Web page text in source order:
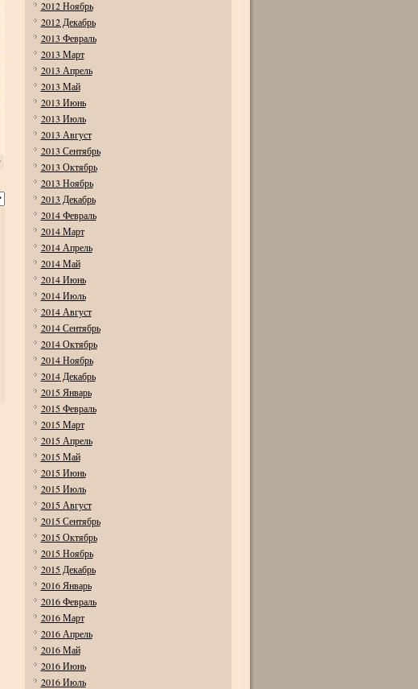
2012 Ноябрь
2012 Декабрь
2013 Февраль
2013 Март
2013 Апрель
2013 Май
2013 Июнь
2013 Июль
2013 Август
2013 Сентябрь
2013 Октябрь
2013 Ноябрь
2013 Декабрь
2014 Февраль
2014 Март
2014 Апрель
2014 Май
2014 Июнь
2014 Июль
2014 Август
2014 Сентябрь
2014 Октябрь
2014 Ноябрь
2014 Декабрь
2015 Январь
2015 Февраль
2015 Март
2015 Апрель
2015 Май
2015 Июнь
2015 Июль
2015 Август
2015 Сентябрь
2015 Октябрь
2015 Ноябрь
2015 Декабрь
2016 Январь
2016 Февраль
2016 Март
2016 Апрель
2016 Май
2016 Июнь
2016 Июль